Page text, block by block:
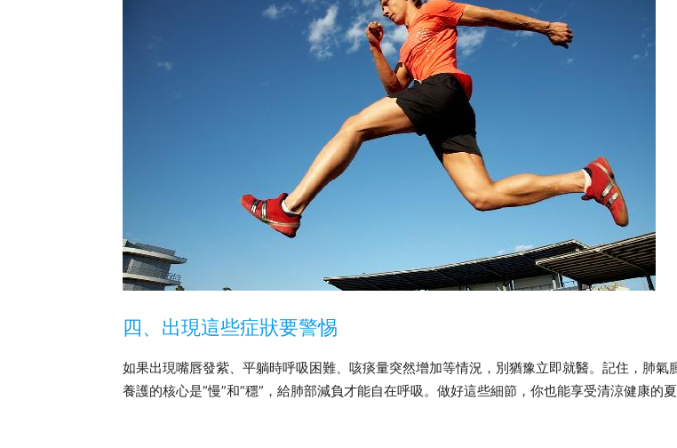
四、出現這些症狀要警惕
如果出現嘴唇發紫、平躺時呼吸困難、咳痰量突然增加等情況，別猶豫立即就醫。記住，肺氣
養護的核心是”慢”和”穩”，給肺部減負才能自在呼吸。做好這些細節，你也能享受清涼健康的夏